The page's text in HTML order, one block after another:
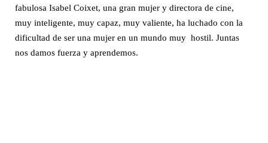
fabulosa Isabel Coixet, una gran mujer y directora de cine,
muy inteligente, muy capaz, muy valiente, ha luchado con la
dificultad de ser una mujer en un mundo muy hostil. Juntas
nos damos fuerza y aprendemos.